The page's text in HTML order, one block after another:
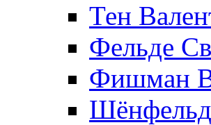
Тен
Фельде
Фишман